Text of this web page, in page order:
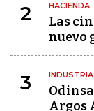
2 HACIENDA
Las
nuevo
3 INDUSTRIA
Argos